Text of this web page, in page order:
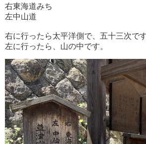
右東海道みち
左中山道
右に行ったら太平洋側で、五十三次です
左に行ったら、山の中です。